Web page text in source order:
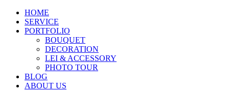
HOME
SERVICE
PORTFOLIO
BOUQUET
DECORATION
LEI & ACCESSORY
PHOTO TOUR
BLOG
ABOUT US